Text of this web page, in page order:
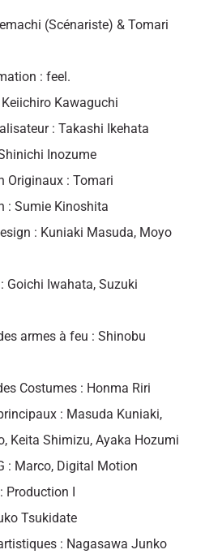
(Scénariste) & Tomari
: feel.
Kawaguchi
: Takashi Ikehata
Inozume
Originaux : Tomari
: Sumie Kinoshita
: Kuniaki Masuda, Moyo
Goichi Iwahata, Suzuki
armes à feu : Shinobu
Costumes : Honma Riri
: Masuda Kuniaki,
Keita Shimizu, Ayaka Hozumi
: Marco, Digital Motion
Production I
Tsukidate
: Nagasawa Junko